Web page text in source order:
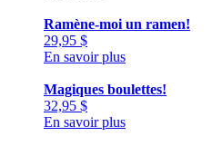
Ramène-moi un ramen!
29,95 $
En savoir plus
Magiques boulettes!
32,95 $
En savoir plus